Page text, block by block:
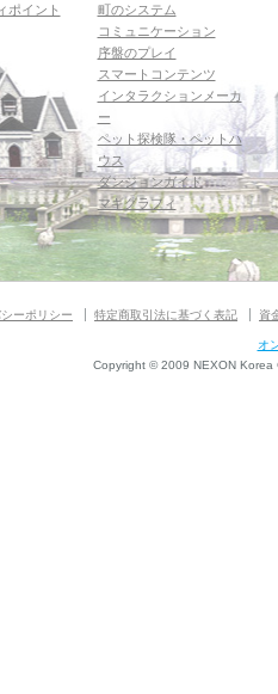
ポイント
町のシステム
コミュニケーション
序盤のプレイ
スマートコンテンツ
インタラクションメーカ
ー
ペット探検隊・ペットハ
ウス
ダンジョンガイド
マギグラフィ
ーポリシー 特定商取引法に基づく表記 資
オ
Copyright © 2009 NEXON Korea